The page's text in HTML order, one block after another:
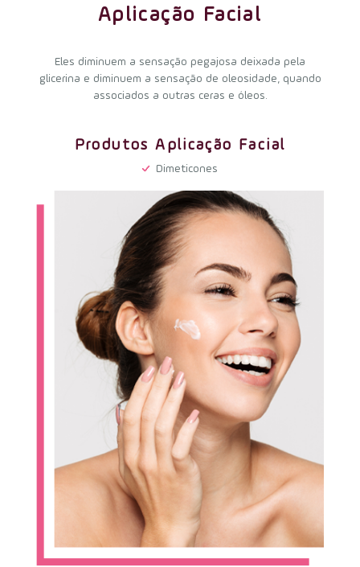
Aplicação Facial
Eles diminuem a sensação pegajosa deixada pela
glicerina e diminuem a sensação de oleosidade, quando
associados a outras ceras e óleos.
Produtos Aplicação Facial
Dimeticones